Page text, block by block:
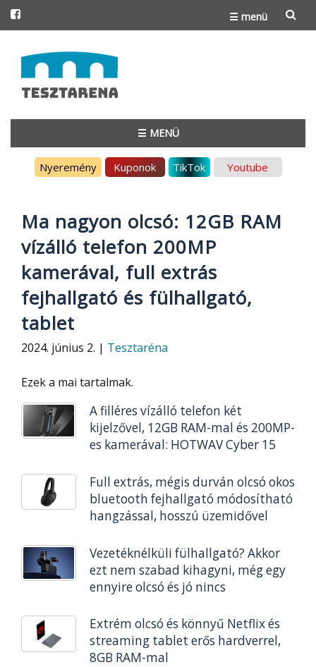
☰ menü
to
content
☰ MENÜ
Nyeremény Kuponok TikTok Youtube
Ma nagyon olcsó: 12GB RAM
vízálló telefon 200MP
kamerával, full extrás
fejhallgató és fülhallgató,
tablet
2024. június 2. | Tesztaréna
Ezek a mai tartalmak.
A filléres vízálló telefon két
kijelzővel, 12GB RAM-mal és 200MP-
es kamerával: HOTWAV Cyber 15
Full extrás, mégis durván olcsó okos
bluetooth fejhallgató módosítható
hangzással, hosszú üzemidővel
Vezetéknélküli fülhallgató? Akkor
ezt nem szabad kihagyni, még egy
ennyire olcsó és jó nincs
Extrém olcsó és könnyű Netflix és
streaming tablet erős hardverrel,
8GB RAM-mal